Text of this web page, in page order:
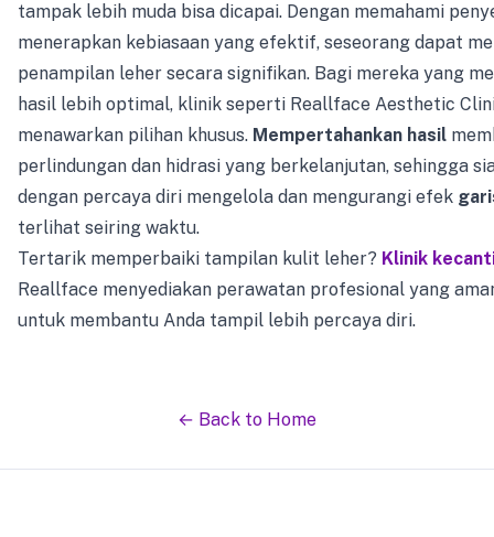
tampak lebih muda bisa dicapai. Dengan memahami
menerapkan kebiasaan yang efektif, seseorang dapat
penampilan leher secara signifikan. Bagi mereka yang
hasil lebih optimal, klinik seperti Reallface Aesthetic
menawarkan pilihan khusus. Mempertahankan hasil
perlindungan dan hidrasi yang berkelanjutan, sehingga
dengan percaya diri mengelola dan mengurangi efek
terlihat seiring waktu.
Tertarik memperbaiki tampilan kulit leher? Klinik
Reallface menyediakan perawatan profesional yang
untuk membantu Anda tampil lebih percaya diri.
← Back to Home